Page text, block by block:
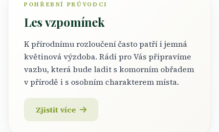
POHŘEBNÍ PRŮVODCI
Les vzpomínek
K přírodnímu rozloučení často patří i jemná
květinová výzdoba. Rádi pro Vás připravíme
vazbu, která bude ladit s komorním obřadem
v přírodě i s osobním charakterem místa.
Zjistit více